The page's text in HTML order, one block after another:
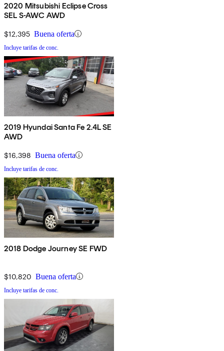
2020 Mitsubishi Eclipse Cross
SEL S-AWC AWD
$12,395 Buena oferta
Incluye tarifas de conc.
2019 Hyundai Santa Fe 2.4L SE
AWD
$16,398 Buena oferta
Incluye tarifas de conc.
2018 Dodge Journey SE FWD
$10,820 Buena oferta
Incluye tarifas de conc.